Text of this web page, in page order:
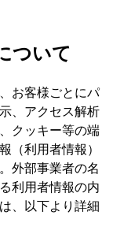
ついて
お客様ごとにパ
、アクセス解析
クッキー等の端
（利用者情報）
外部事業者の名
利用者情報の内
、以下より詳細